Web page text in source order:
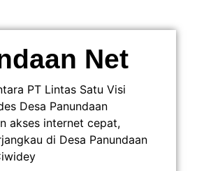
PT Lintas Satu Visi
Desa Panundaan
akses internet cepat,
di Desa Panundaan
Net